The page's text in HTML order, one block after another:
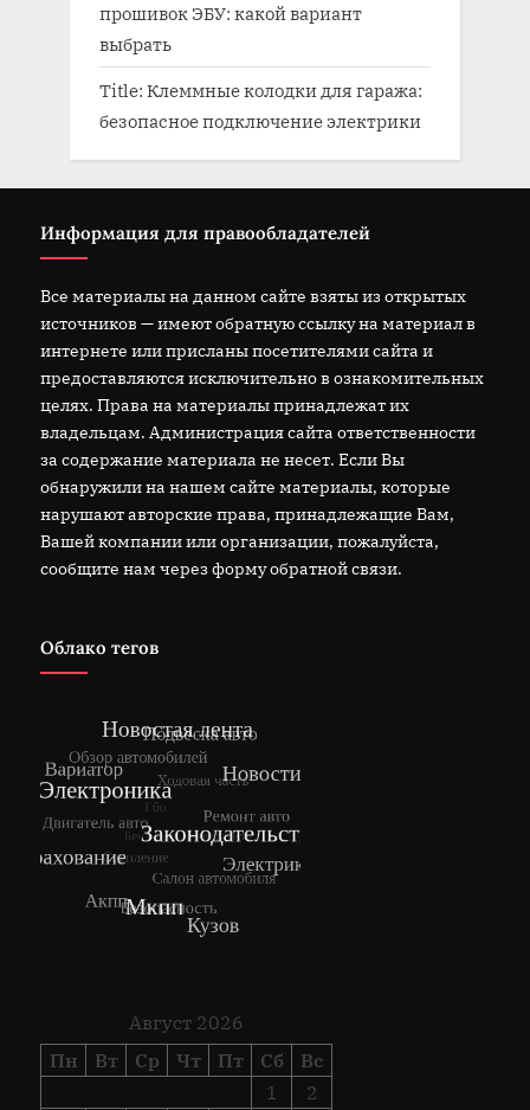
прошивок ЭБУ: какой вариант
выбрать
Title: Клеммные колодки для гаража:
безопасное подключение электрики
Информация для правообладателей
Все материалы на данном сайте взяты из открытых
источников — имеют обратную ссылку на материал в
интернете или присланы посетителями сайта и
предоставляются исключительно в ознакомительных
целях. Права на материалы принадлежат их
владельцам. Администрация сайта ответственности
за содержание материала не несет. Если Вы
обнаружили на нашем сайте материалы, которые
нарушают авторские права, принадлежащие Вам,
Вашей компании или организации, пожалуйста,
сообщите нам через форму обратной связи.
Облако тегов
Август 2026
Пн
Вт Ср Чт Пт Сб
Вс
1
2